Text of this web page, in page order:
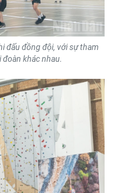
đấu đồng đội, với sự tham
đoàn khác nhau.